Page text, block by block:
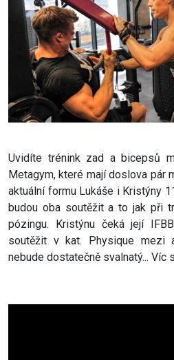
Uvidíte trénink zad a bicepsů
Metagym, které mají doslova pár
aktuální formu Lukáše i Kristýny
budou oba soutěžit a to jak při
pózingu. Kristýnu čeká její
soutěžit v kat. Physique mezi
nebude dostatečně svalnatý... Víc